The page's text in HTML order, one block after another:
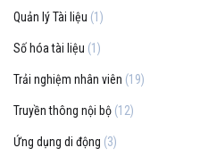
Quản lý Tài liệu (1)
Số hóa tài liệu (1)
Trải nghiệm nhân viên (19)
Truyền thông nội bộ (12)
Ứng dụng di động (3)